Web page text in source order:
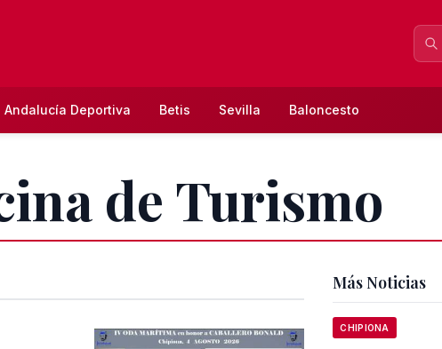
Andalucía Deportiva Betis Sevilla Baloncesto
de Turismo
Más Noticias
CHIPIONA